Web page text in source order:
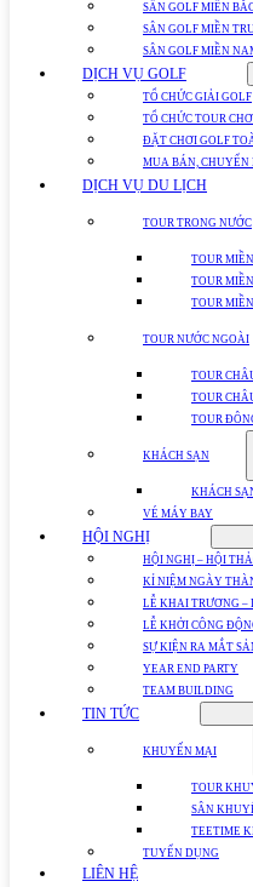
SÂN GOLF MIỀN
SÂN GOLF MIỀN
SÂN GOLF MIỀN
DỊCH VỤ GOLF
TỔ CHỨC GIẢI GOLF
TỔ CHỨC TOUR
ĐẶT CHƠI GOLF
MUA BÁN, CHUYỂN
DỊCH VỤ DU LỊCH
TOUR TRONG NƯỚC
TOUR
TOUR
TOUR
TOUR NƯỚC NGOÀI
TOUR
TOUR
TOUR
KHÁCH SẠN
KHÁCH
VÉ MÁY BAY
HỘI NGHỊ
HỘI NGHỊ – HỘI
KỈ NIỆM NGÀY
LỄ KHAI TRƯƠNG –
LỄ KHỞI CÔNG
SỰ KIỆN RA MẮT
YEAR END PARTY
TEAM BUILDING
TIN TỨC
KHUYẾN MẠI
TOUR
SÂN
TEETIME
TUYỂN DỤNG
LIÊN HỆ